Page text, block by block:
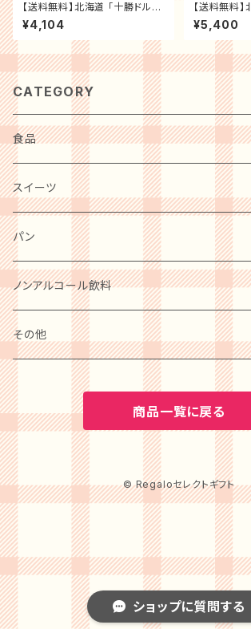
ショップに質問する
【送料無料】北海道 「十勝ドルチ
ェ」 橋本牧場 プレミアムソフト
6個 記念日 誕生日プレゼント
お祝い 内祝 贈り物 お礼【メー
カー直送】スイーツ ギフト プレ
ゼント
¥4,104
【送料無料
ェ」 橋本牧
ス 12個 記念
ト お祝い 内
ーカー直送
レゼント
¥5,400
CATEGORY
食品
肉・肉加工品
惣菜・レトルト・冷凍
麺類
卵・チーズ・乳製品
水産物・水産加工品
缶詰・瓶詰
調味料
スイーツ
洋菓子
ケーキ
クッキー
プリン
アイスクリーム
ゼリー・ジュレ・コンポート
和菓子
パン
ノンアルコール飲料
ビール
ワイン
水・ソフトドリンク
その他
BOOK
カタログギフト
商品一覧に戻る
© Regaloセレクトギフト